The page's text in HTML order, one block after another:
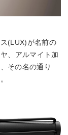
(LUX)が名前の
、アルマイト加
その名の通り